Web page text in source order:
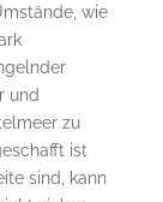
wie
und
zu
ist
sind, kann